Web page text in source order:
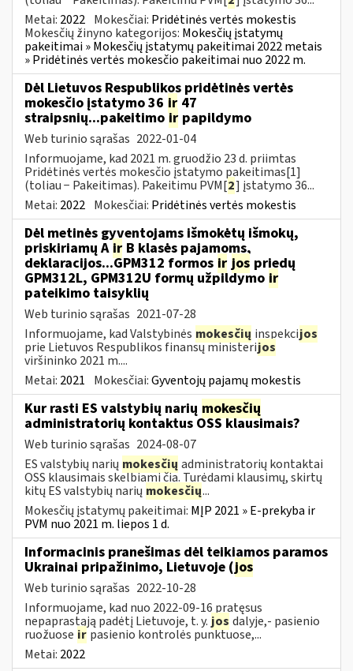
Metai: 2022 Mokesčiai: Pridėtinės vertės mokestis
Mokesčių žinyno kategorijos: Mokesčių įstatymų
pakeitimai » Mokesčių įstatymų pakeitimai 2022 metais
» Pridėtinės vertės mokesčio pakeitimai nuo 2022 m.
Dėl Lietuvos Respublikos pridėtinės vertės
mokesčio įstatymo 36 ir 47
straipsnių...pakeitimo ir papildymo
Web turinio sąrašas 2022-01-04
Informuojame, kad 2021 m. gruodžio 23 d. priimtas
Pridėtinės vertės mokesčio įstatymo pakeitimas[1]
(toliau − Pakeitimas). Pakeitimu PVM[2] įstatymo 36...
Metai: 2022 Mokesčiai: Pridėtinės vertės mokestis
Dėl metinės gyventojams išmokėtų išmokų,
priskiriamų A ir B klasės pajamoms,
deklaracijos...GPM312 formos ir jos priedų
GPM312L, GPM312U formų užpildymo ir
pateikimo taisyklių
Web turinio sąrašas 2021-07-28
Informuojame, kad Valstybinės mokesčių inspekcijos
prie Lietuvos Respublikos finansų ministerijos
viršininko 2021 m....
Metai: 2021 Mokesčiai:Gyventojų pajamų mokestis
Kur rasti ES valstybių narių mokesčių
administratorių kontaktus OSS klausimais?
Web turinio sąrašas 2024-08-07
ES valstybių narių mokesčių administratorių kontaktai
OSS klausimais skelbiami čia. Turėdami klausimų, skirtų
kitų ES valstybių narių mokesčių...
Mokesčių įstatymų pakeitimai: MĮP 2021 » E-prekyba ir
PVM nuo 2021 m. liepos 1 d.
Informacinis pranešimas dėl teikiamos paramos
Ukrainai pripažinimo, Lietuvoje (jos
Web turinio sąrašas 2022-10-28
Informuojame, kad nuo 2022-09-16 pratęsus
nepaprastąją padėtį Lietuvoje, t. y. jos dalyje,- pasienio
ruožuose ir pasienio kontrolės punktuose,...
Metai: 2022